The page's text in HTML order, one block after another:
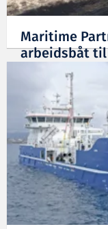
Maritime
arbeidsbåt til